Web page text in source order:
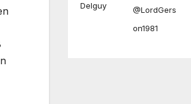
Delguy
@LordGers
on1981